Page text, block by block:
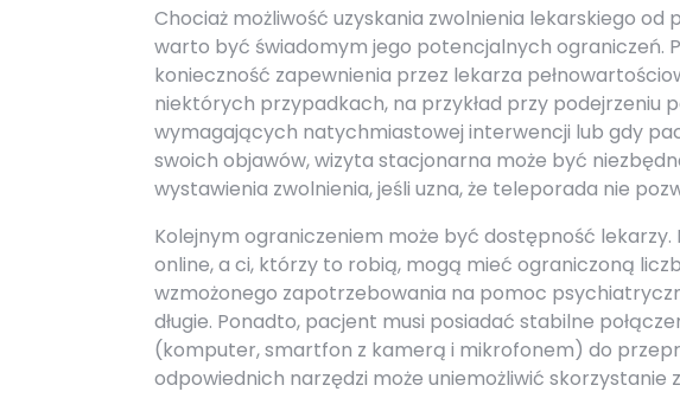
Chociaż możliwość uzyskania zwolnienia lekarskiego
warto być świadomym jego potencjalnych ograniczeń.
konieczność zapewnienia przez lekarza
niektórych przypadkach, na przykład przy podejrzeniu
wymagających natychmiastowej interwencji lub gdy
swoich objawów, wizyta stacjonarna może być
wystawienia zwolnienia, jeśli uzna, że teleporada nie
Kolejnym ograniczeniem może być dostępność
online, a ci, którzy to robią, mogą mieć ograniczoną
wzmożonego zapotrzebowania na pomoc
długie. Ponadto, pacjent musi posiadać stabilne
(komputer, smartfon z kamerą i mikrofonem) do
odpowiednich narzędzi może uniemożliwić skorzystanie